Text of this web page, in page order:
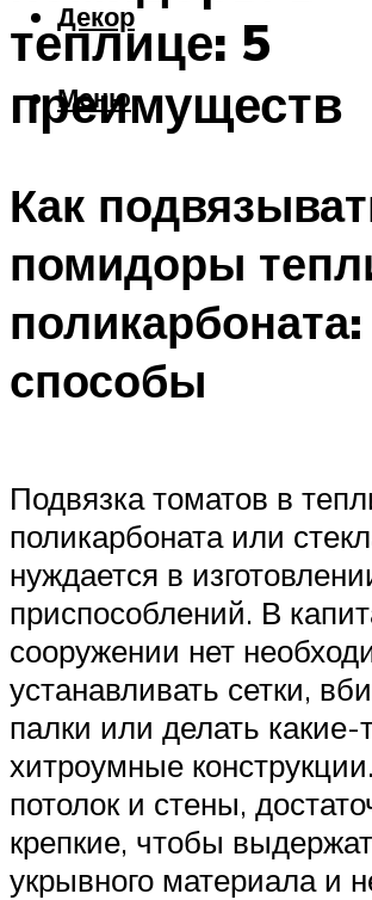
Декор
Меню
теплице: 5
преимуществ
Как
помидоры
поликарбоната:
способы
Подвязка томатов в
поликарбоната или
нуждается в
приспособлений. В
сооружении нет
устанавливать сетки,
палки или делать какие-
хитроумные
потолок и стены,
крепкие, чтобы
укрывного материала и